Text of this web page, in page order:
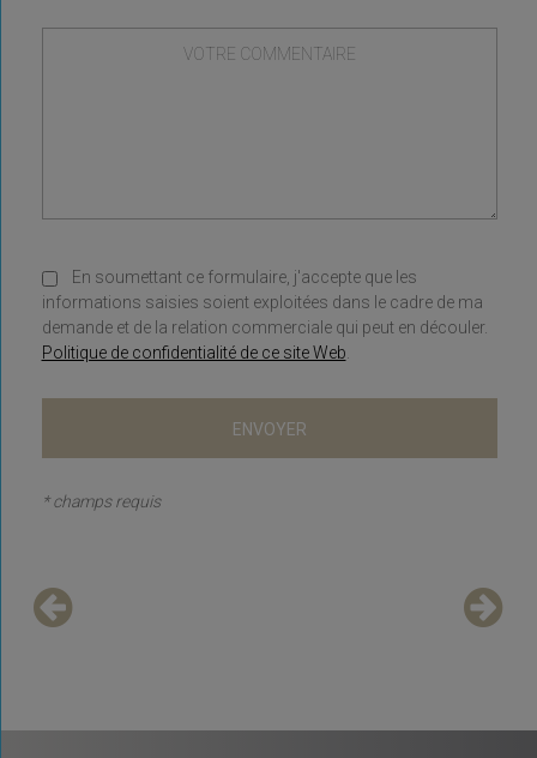
En soumettant ce formulaire, j'accepte que les
informations saisies soient exploitées dans le cadre de ma
demande et de la relation commerciale qui peut en découler.
Politique de confidentialité de ce site Web
* champs requis